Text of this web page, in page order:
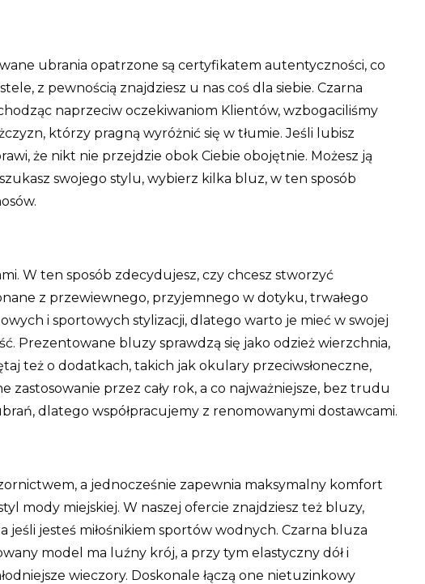
ubrania opatrzone są certyfikatem autentyczności, co
z pewnością znajdziesz u nas coś dla siebie. Czarna
naprzeciw oczekiwaniom Klientów, wzbogaciliśmy
którzy pragną wyróżnić się w tłumie. Jeśli lubisz
że nikt nie przejdzie obok Ciebie obojętnie. Możesz ją
szukasz swojego stylu, wybierz kilka bluz, w ten sposób
W ten sposób zdecydujesz, czy chcesz stworzyć
z przewiewnego, przyjemnego w dotyku, trwałego
i sportowych stylizacji, dlatego warto je mieć w swojej
Prezentowane bluzy sprawdzą się jako odzież wierzchnia,
też o dodatkach, takich jak okulary przeciwsłoneczne,
zastosowanie przez cały rok, a co najważniejsze, bez trudu
dlatego współpracujemy z renomowanymi dostawcami.
a jednocześnie zapewnia maksymalny komfort
mody miejskiej. W naszej ofercie znajdziesz też bluzy,
jeśli jesteś miłośnikiem sportów wodnych. Czarna bluza
model ma luźny krój, a przy tym elastyczny dół i
wieczory. Doskonale łączą one nietuzinkowy